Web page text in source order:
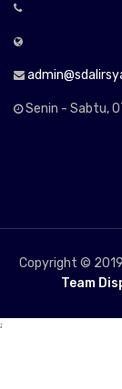
Senin - Sabtu,
Copyright ©
Team
;